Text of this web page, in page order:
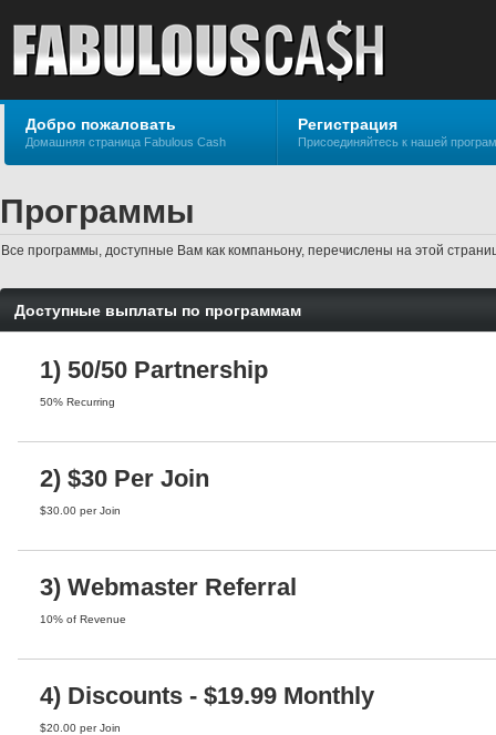
Добро пожаловать
Домашняя страница Fabulous Cash
Регистрация
Присоединяйтесь к нашей
Программы
Все программы, доступные Вам как компаньону, перечислены на этой
Доступные выплаты по программам
1) 50/50 Partnership
50% Recurring
2) $30 Per Join
$30.00 per Join
3) Webmaster Referral
10% of Revenue
4) Discounts - $19.99 Monthly
$20.00 per Join